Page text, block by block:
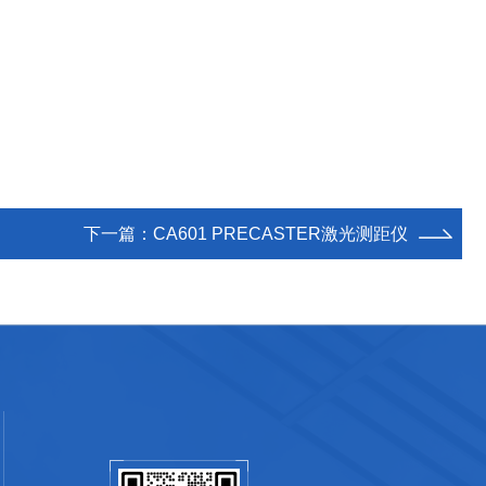
下一篇： CA601 PRECASTER激光测距仪